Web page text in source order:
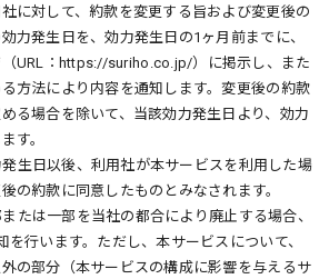
に対して、約款を変更する旨および変更後の
力発生日を、効力発生日の1ヶ月前までに、
URL：https://suriho.co.jp/）に掲示し、また
方法により内容を通知します。変更後の約款
る場合を除いて、当該効力発生日より、効力
す。
生日以後、利用社が本サービスを利用した場
の約款に同意したものとみなされます。
たは一部を当社の都合により廃止する場合、
を行います。ただし、本サービスについて、
の部分（本サービスの構成に影響を与えるサ